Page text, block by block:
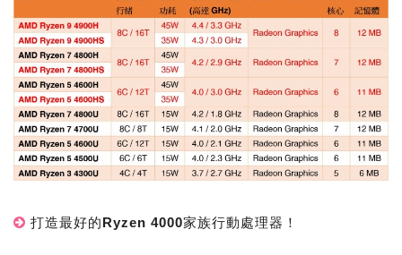
打造最好的Ryzen 4000家族行動處理器！